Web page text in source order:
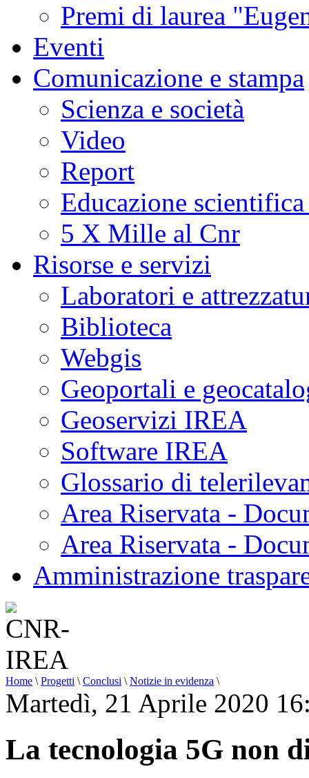
Premi di laurea
Eventi
Comunicazione e stampa
Scienza e società
Video
Report
Educazione
5 X Mille al Cnr
Risorse e servizi
Laboratori e
Biblioteca
Webgis
Geoportali e
Geoservizi IREA
Software IREA
Glossario di
Area Riservata -
Area Riservata -
Amministrazione
Home \ Progetti \ Conclusi \ Notizie in evidenza \
Martedì, 21 Aprile 2020
La tecnologia 5G non